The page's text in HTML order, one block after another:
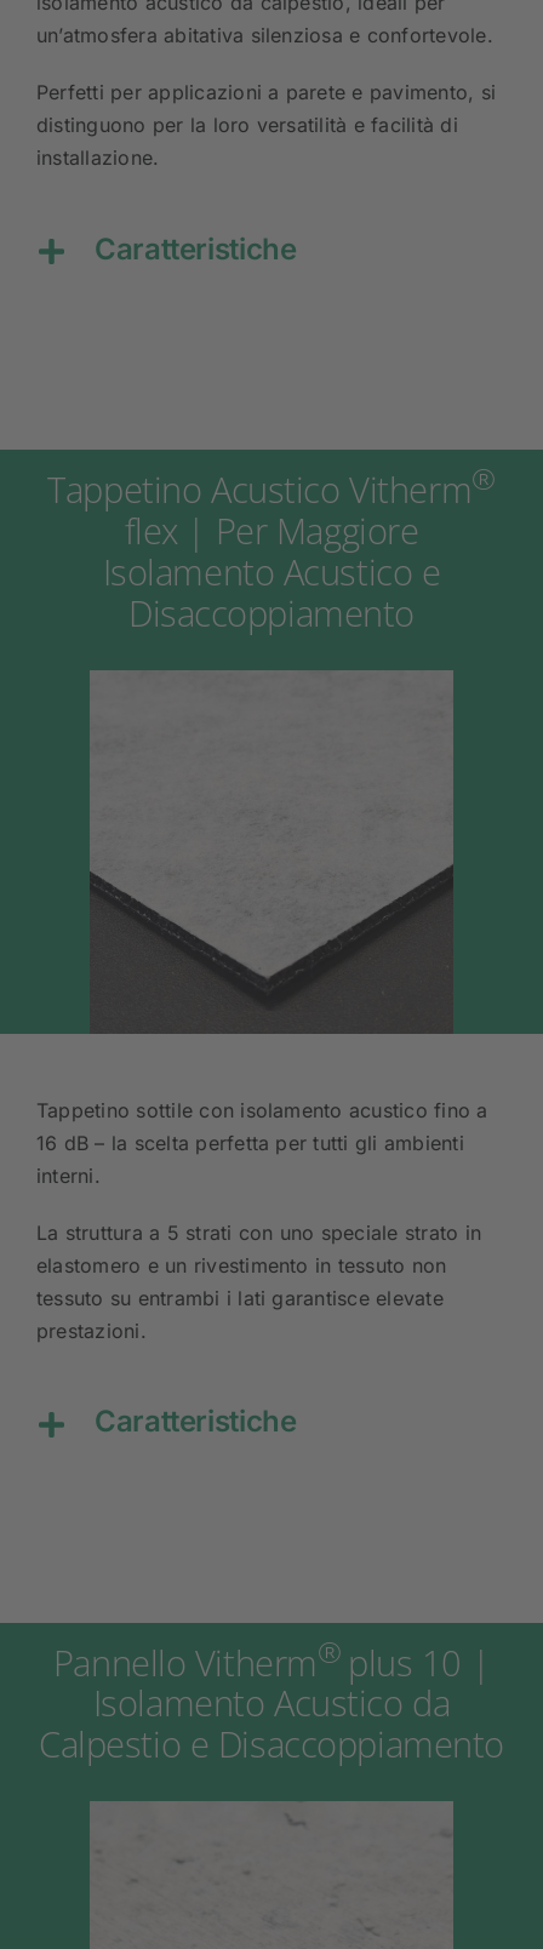
un’atmosfera abitativa silenziosa e confortevole.
Perfetti per applicazioni a parete e pavimento, si
distinguono per la loro versatilità e facilità di
installazione.
Caratteristiche
Tappetino Acustico Vitherm®
flex | Per Maggiore
Isolamento Acustico e
Disaccoppiamento
Tappetino sottile con isolamento acustico fino a
16 dB – la scelta perfetta per tutti gli ambienti
interni.
La struttura a 5 strati con uno speciale strato in
elastomero e un rivestimento in tessuto non
tessuto su entrambi i lati garantisce elevate
prestazioni.
Caratteristiche
Pannello Vitherm® plus 10 |
Isolamento Acustico da
Calpestio e Disaccoppiamento